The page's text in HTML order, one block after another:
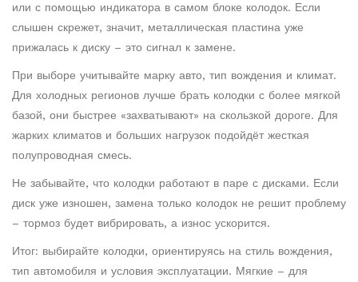
или с помощью индикатора в самом блоке колодок. Если
слышен скрежет, значит, металлическая пластина уже
прижалась к диску – это сигнал к замене.
При выборе учитывайте марку авто, тип вождения и климат.
Для холодных регионов лучше брать колодки с более мягкой
базой, они быстрее «захватывают» на скользкой дороге. Для
жарких климатов и больших нагрузок подойдёт жесткая
полупроводная смесь.
Не забывайте, что колодки работают в паре с дисками. Если
диск уже изношен, замена только колодок не решит проблему
– тормоз будет вибрировать, а износ ускорится.
Итог: выбирайте колодки, ориентируясь на стиль вождения,
тип автомобиля и условия эксплуатации. Мягкие – для